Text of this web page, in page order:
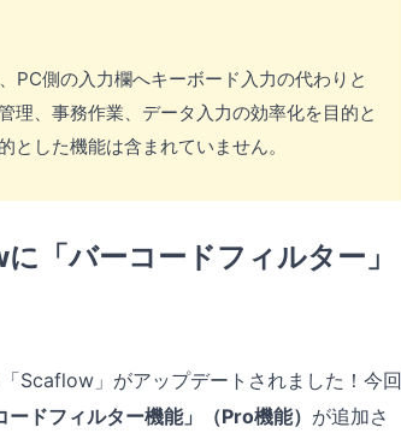
側の入力欄へキーボード入力の代わりと
理、事務作業、データ入力の効率化を目的と
した機能は含まれていません。
「バーコードフィルター」
Scaflow」がアップデートされました！今回
ードフィルター機能」（Pro機能） が追加さ